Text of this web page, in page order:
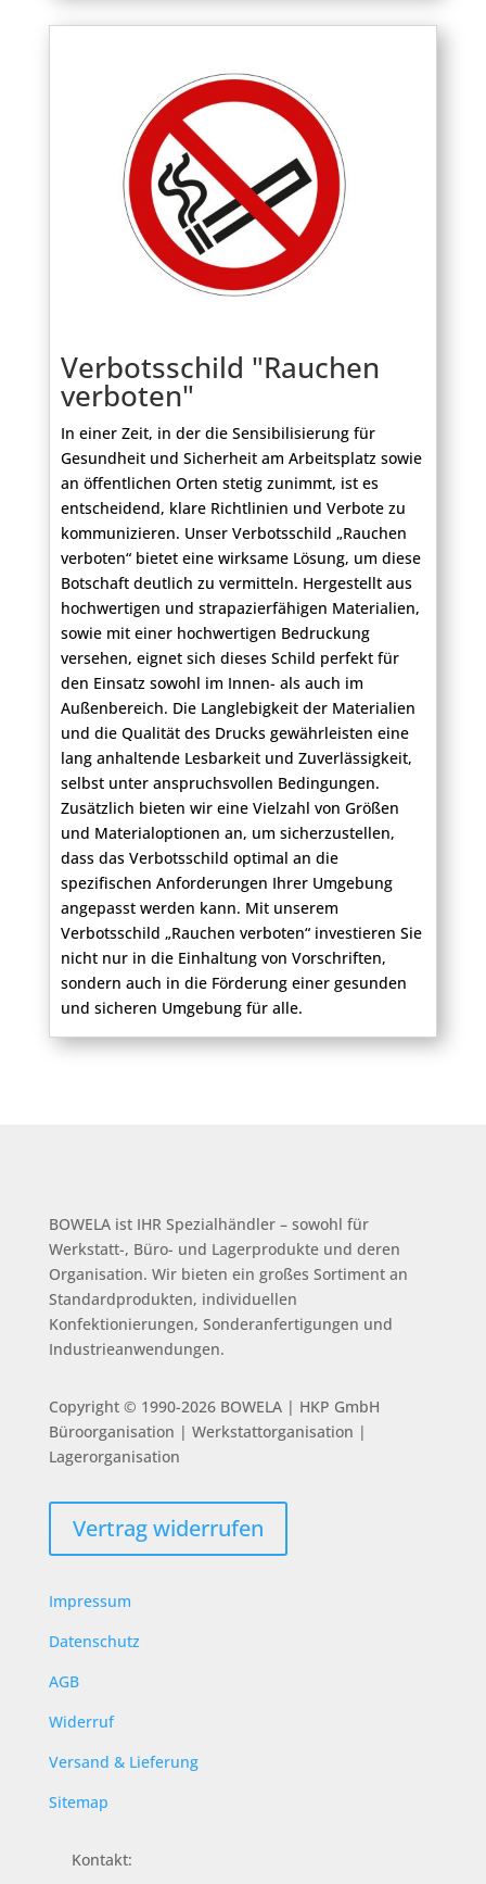
Verbotsschild "Rauchen
verboten"
In einer Zeit, in der die Sensibilisierung für
Gesundheit und Sicherheit am Arbeitsplatz sowie
an öffentlichen Orten stetig zunimmt, ist es
entscheidend, klare Richtlinien und Verbote zu
kommunizieren. Unser Verbotsschild „Rauchen
verboten“ bietet eine wirksame Lösung, um diese
Botschaft deutlich zu vermitteln. Hergestellt aus
hochwertigen und strapazierfähigen Materialien,
sowie mit einer hochwertigen Bedruckung
versehen, eignet sich dieses Schild perfekt für
den Einsatz sowohl im Innen- als auch im
Außenbereich. Die Langlebigkeit der Materialien
und die Qualität des Drucks gewährleisten eine
lang anhaltende Lesbarkeit und Zuverlässigkeit,
selbst unter anspruchsvollen Bedingungen.
Zusätzlich bieten wir eine Vielzahl von Größen
und Materialoptionen an, um sicherzustellen,
dass das Verbotsschild optimal an die
spezifischen Anforderungen Ihrer Umgebung
angepasst werden kann. Mit unserem
Verbotsschild „Rauchen verboten“ investieren Sie
nicht nur in die Einhaltung von Vorschriften,
sondern auch in die Förderung einer gesunden
und sicheren Umgebung für alle.
BOWELA ist IHR Spezialhändler – sowohl für
Werkstatt-, Büro- und Lagerprodukte und deren
Organisation. Wir bieten ein großes Sortiment an
Standardprodukten, individuellen
Konfektionierungen, Sonderanfertigungen und
Industrieanwendungen.
Copyright © 1990-2026 BOWELA | HKP GmbH
Büroorganisation | Werkstattorganisation |
Lagerorganisation
Vertrag widerrufen
Impressum
Datenschutz
AGB
Widerruf
Versand & Lieferung
Sitemap
Kontakt: